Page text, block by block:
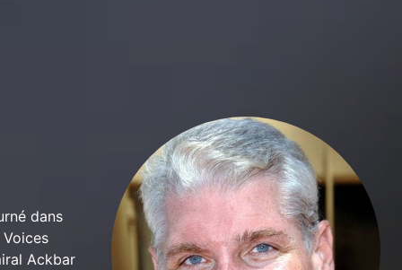
dans
Ackbar